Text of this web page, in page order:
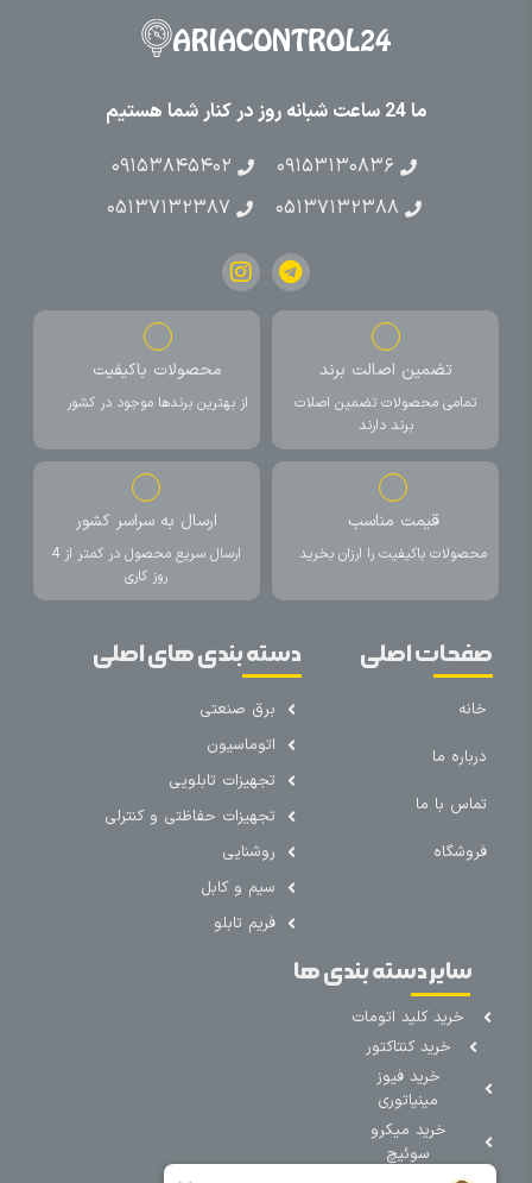
ما 24 ساعت شبانه روز در کنار شما هستیم
۰۹۱۵۳۱۳۰۸۳۶
۰۹۱۵۳۸۴۵۴۰۲
۰۵۱۳۷۱۳۲۳۸۸
۰۵۱۳۷۱۳۲۳۸۷
تضمین اصالت برند
تمامی محصولات تضمین اصلات
برند دارند
محصولات باکیفیت
از بهترین برندها موجود در کشور
قیمت مناسب
محصولات باکیفیت را ارزان بخرید
ارسال به سراسر کشور
ارسال سریع محصول در کمتر از 4
روز کاری
صفحات اصلی
خانه
درباره ما
تماس با ما
فروشگاه
دسته بندی های اصلی
برق صنعتی
اتوماسیون
تجهیزات تابلویی
تجهیزات حفاظتی و کنترلی
روشنایی
سیم و کابل
فریم تابلو
سایر دسته بندی ها
خرید کلید اتومات
خرید کنتاکتور
خرید فیوز
مینیاتوری
خرید میکرو
سوئیچ